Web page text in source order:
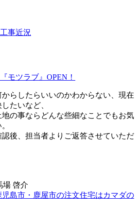
事近況
モツラブ』OPEN！
らしたらいいのかわからない、現在
たいなど、
の事ならどんな些細なことでもお気
後、担当者よりご返答させていただ
場 啓介